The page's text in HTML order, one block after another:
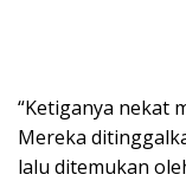
“Ketiganya nekat
Mereka
lalu ditemukan